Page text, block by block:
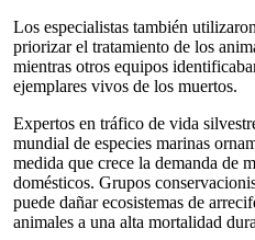
Los especialistas también
priorizar el tratamiento de los
mientras otros equipos
ejemplares vivos de los muertos.
Expertos en tráfico de vida
mundial de especies marinas
medida que crece la demanda de
domésticos. Grupos
puede dañar ecosistemas de
animales a una alta mortalidad